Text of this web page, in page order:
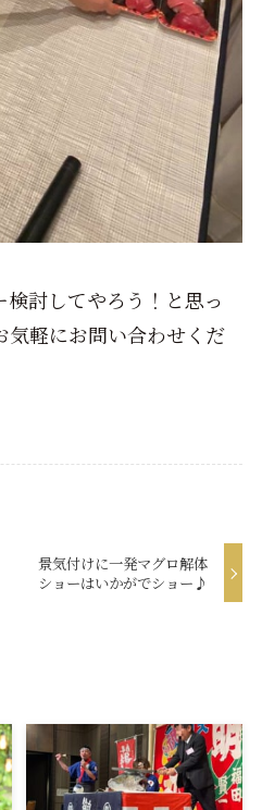
討してやろう！と思っ
気軽にお問い合わせくだ
景気付けに一発マグロ解体
ショーはいかがでショー♪